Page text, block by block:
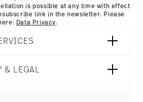
die Sie ihnen
oder die sie im Rahmen Ihrer
gesammelt haben.
is possible at any time with effect
link in the newsletter. Please
Data Privacy.
& LEGAL